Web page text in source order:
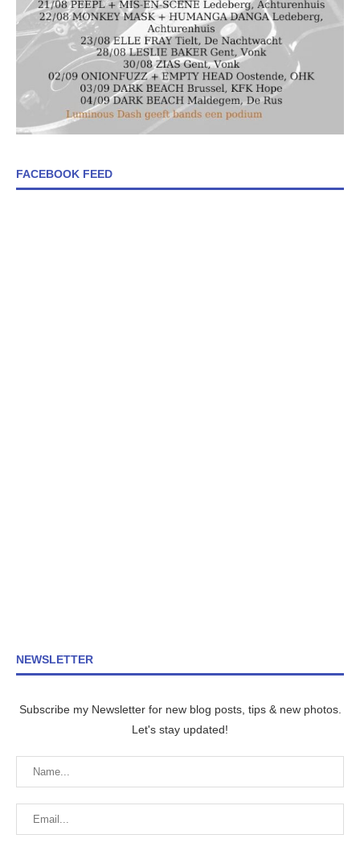
FACEBOOK FEED
NEWSLETTER
Subscribe my Newsletter for new blog posts, tips & new photos.
Let's stay updated!